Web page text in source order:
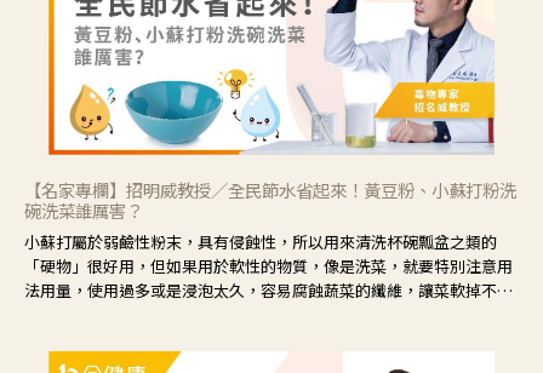
【名家專欄】招明威教授／全民節水省起來！黃豆粉、小蘇打粉洗
碗洗菜誰厲害？
小蘇打屬於弱鹼性粉末，具有侵蝕性，所以用來清洗杯碗瓢盆之類的
「硬物」很好用，但如果用於軟性的物質，像是洗菜，就要特別注意用
法用量，使用過多或是浸泡太久，容易腐蝕蔬菜的纖維，讓菜軟掉不清